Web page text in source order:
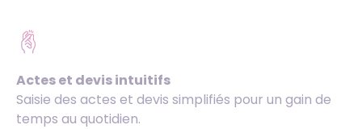
Actes et devis intuitifs
Saisie des actes et devis simplifiés pour un gain de
temps au quotidien.